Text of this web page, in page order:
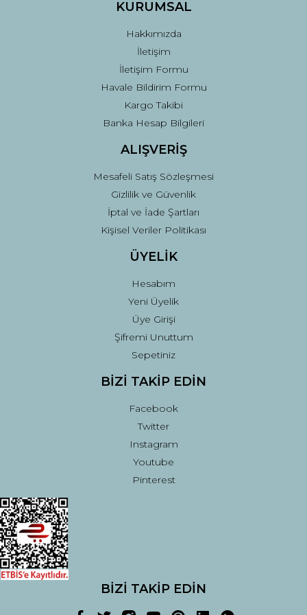
Gönder
KURUMSAL
Hakkımızda
İletişim
İletişim Formu
Havale Bildirim Formu
Kargo Takibi
Banka Hesap Bilgileri
ALIŞVERİŞ
Mesafeli Satış Sözleşmesi
Gizlilik ve Güvenlik
İptal ve İade Şartları
Kişisel Veriler Politikası
ÜYELİK
Hesabım
Yeni Üyelik
Üye Girişi
Şifremi Unuttum
Sepetiniz
BİZİ TAKİP EDİN
Facebook
Twitter
Instagram
Youtube
Pinterest
BİZİ TAKİP EDİN